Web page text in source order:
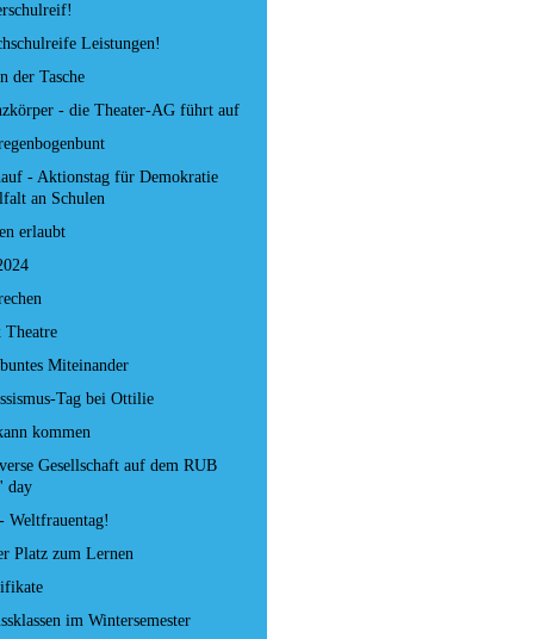
Leistungen!
der Tasche
- die Theater-AG führt auf
- Aktionstag für Demokratie
an Schulen
erlaubt
Theatre
Miteinander
Tag bei Ottilie
kommen
Gesellschaft auf dem RUB
day
Weltfrauentag!
Platz zum Lernen
im Wintersemester